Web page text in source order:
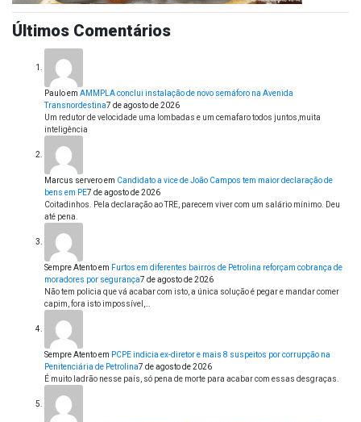
Últimos Comentários
Pauloem AMMPLA conclui instalação de novo semáforo na Avenida
Transnordestina7 de agosto de 2026
Um redutor de velocidade uma lombadas e um cemafaro todos juntos,muita
inteligência
Marcus serveroem Candidato a vice de João Campos tem maior declaração de
bens em PE7 de agosto de 2026
Coitadinhos. Pela declaração ao TRE, parecem viver com um salário mínimo. Deu
até pena.
Sempre Atentoem Furtos em diferentes bairros de Petrolina reforçam cobrança de
moradores por segurança7 de agosto de 2026
Não tem policia que vá acabar com isto, a única solução é pegar e mandar comer
capim, fora isto impossível,…
Sempre Atentoem PCPE indicia ex-diretor e mais 8 suspeitos por corrupção na
Penitenciária de Petrolina7 de agosto de 2026
É muito ladrão nesse país, só pena de morte para acabar com essas desgraças.